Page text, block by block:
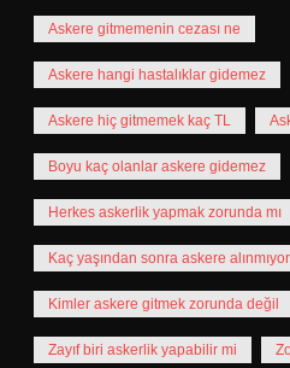
Askere gitmemenin cezası ne
Askere hangi hastalıklar gidemez
Askere hiç gitmemek kaç TL
Boyu kaç olanlar askere gidemez
Herkes askerlik yapmak zorunda mı
Kaç yaşından sonra askere alınmıyor
Kimler askere gitmek zorunda değil
Zayıf biri askerlik yapabilir mi